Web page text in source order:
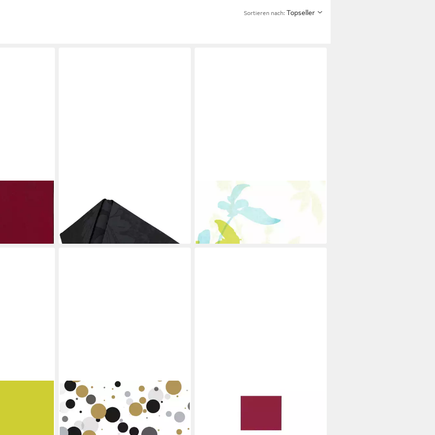
Sortieren nach: Topseller
Papierserviette
18,37 €
lieferbar - in 3-4 Werktagen bei dir
Stoffserviette
15,27 €
lieferbar - in 3-4 Werktagen bei dir
DUNI
Papierserviette Duni Servietten
Bubbles Black 33 x 33 cm - 20er
4,89 €
lieferbar - in 3-4 Werktagen bei dir lieferbar - in 3-4 Werktagen bei dir